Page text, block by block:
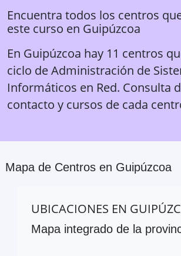
Encuentra todos los centros
este curso en Guipúzcoa
En Guipúzcoa hay 11 centros
ciclo de Administración de
Informáticos en Red. Consulta
contacto y cursos de cada
Mapa de Centros en Guipúzcoa
UBICACIONES EN
Mapa integrado de la